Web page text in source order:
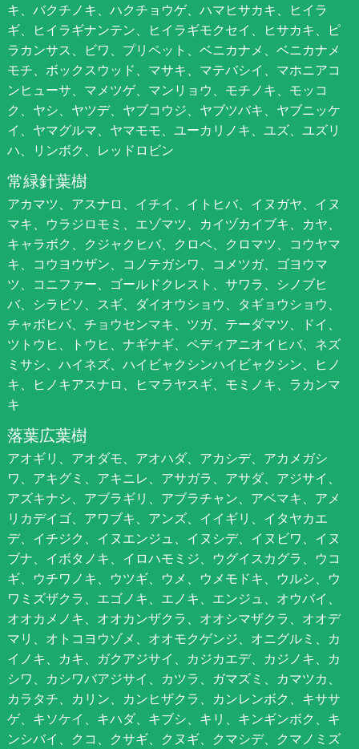
キ、バクチノキ、ハクチョウゲ、ハマヒサカキ、ヒイラ
ギ、ヒイラギナンテン、ヒイラギモクセイ、ヒサカキ、ピ
ラカンサス、ビワ、プリペット、ベニカナメ、ベニカナメ
モチ、ボックスウッド、マサキ、マテバシイ、マホニアコ
ンヒューサ、マメツゲ、マンリョウ、モチノキ、モッコ
ク、ヤシ、ヤツデ、ヤブコウジ、ヤブツバキ、ヤブニッケ
イ、ヤマグルマ、ヤマモモ、ユーカリノキ、ユズ、ユズリ
ハ、リンボク、レッドロビン
常緑針葉樹
アカマツ、アスナロ、イチイ、イトヒバ、イヌガヤ、イヌ
マキ、ウラジロモミ、エゾマツ、カイヅカイブキ、カヤ、
キャラボク、クジャクヒバ、クロベ、クロマツ、コウヤマ
キ、コウヨウザン、コノテガシワ、コメツガ、ゴヨウマ
ツ、コニファー、ゴールドクレスト、サワラ、シノブヒ
バ、シラビソ、スギ、ダイオウショウ、タギョウショウ、
チャボヒバ、チョウセンマキ、ツガ、テーダマツ、ドイ、
ツトウヒ、トウヒ、ナギナギ、ペディアニオイヒバ、ネズ
ミサシ、ハイネズ、ハイビャクシンハイビャクシン、ヒノ
キ、ヒノキアスナロ、ヒマラヤスギ、モミノキ、ラカンマ
キ
落葉広葉樹
アオギリ、アオダモ、アオハダ、アカシデ、アカメガシ
ワ、アキグミ、アキニレ、アサガラ、アサダ、アジサイ、
アズキナシ、アブラギリ、アブラチャン、アベマキ、アメ
リカデイゴ、アワブキ、アンズ、イイギリ、イタヤカエ
デ、イチジク、イヌエンジュ、イヌシデ、イヌビワ、イヌ
ブナ、イボタノキ、イロハモミジ、ウグイスカグラ、ウコ
ギ、ウチワノキ、ウツギ、ウメ、ウメモドキ、ウルシ、ウ
ワミズザクラ、エゴノキ、エノキ、エンジュ、オウバイ、
オオカメノキ、オオカンザクラ、オオシマザクラ、オオデ
マリ、オトコヨウゾメ、オオモクゲンジ、オニグルミ、カ
イノキ、カキ、ガクアジサイ、カジカエデ、カジノキ、カ
シワ、カシワバアジサイ、カツラ、ガマズミ、カマツカ、
カラタチ、カリン、カンヒザクラ、カンレンボク、キササ
ゲ、キソケイ、キハダ、キブシ、キリ、キンギンボク、キ
ンシバイ、クコ、クサギ、クヌギ、クマシデ、クマノミズ